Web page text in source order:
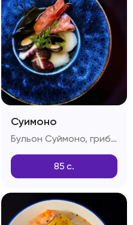
Суимоно
Бульон Суймоно, грибы шиитаке, лангустины, креветки, мидии, морской гребешок, осьминог, зелень
85 с.